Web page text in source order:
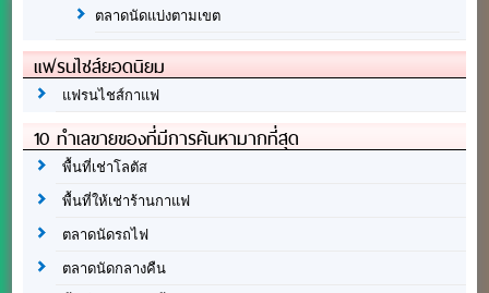
ตลาดนัดแบ่งตามเขต
แฟรนไชส์ยอดนิยม
แฟรนไชส์กาแฟ
10 ทำเลขายของที่มีการค้นหามากที่สุด
พื้นที่เช่าโลตัส
พื้นที่ให้เช่าร้านกาแฟ
ตลาดนัดรถไฟ
ตลาดนัดกลางคืน